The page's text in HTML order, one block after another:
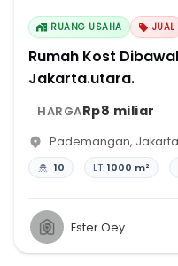
RUANG USAHA JUAL
Rumah Kost
Jakarta.utara.
HARGARp8 miliar
Pademangan,
10 LT:1000 m²
Ester Oey